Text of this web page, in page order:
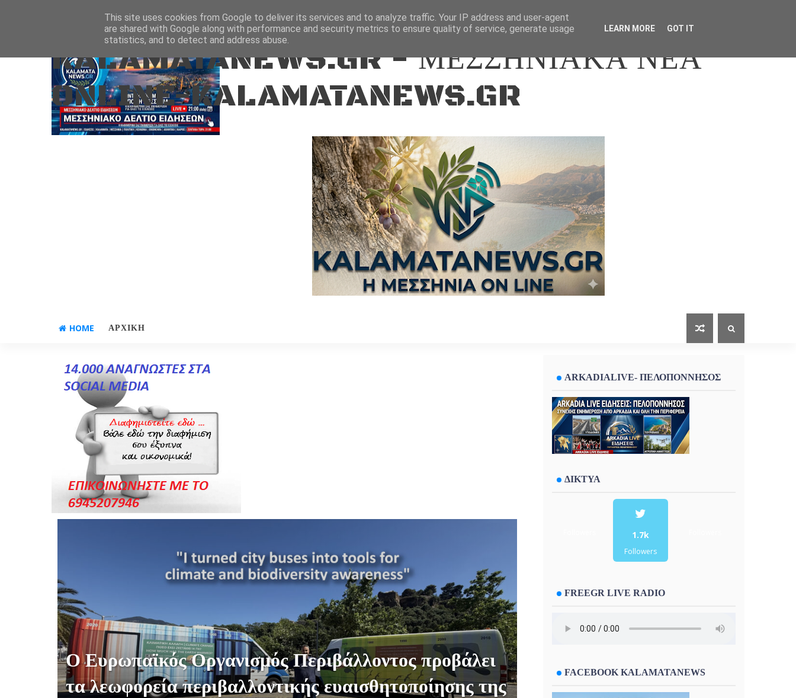
Aug 6, 2026
KALAMATANEWS.GR - ΜΕΣΣΗΝΙΑΚΑ ΝΕΑ
ONLINE-KALAMATANEWS.GR
HOME ΑΡΧΙΚΗ
Ο Ευρωπαϊκός Οργανισμός Περιβάλλοντος προβάλει
τα λεωφορεία περιβαλλοντικής ευαισθητοποίησης της
ARKADIALIVE- ΠΕΛΟΠΟΝΝΗΣΟΣ
ΔΙΚΤΥΑ
1.7k
Followers
FREEGR LIVE RADIO
FACEBOOK KALAMATANEWS
This site uses cookies from Google to deliver its services and to analyze traffic. Your IP address and user-agent
are shared with Google along with performance and security metrics to ensure quality of service, generate usage
statistics, and to detect and address abuse.
LEARN MORE GOT IT